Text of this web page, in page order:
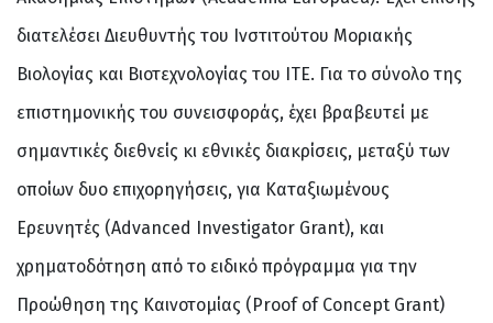
διατελέσει Διευθυντής του Ινστιτούτου Μοριακής
Βιολογίας και Βιοτεχνολογίας του ΙΤΕ. Για το σύνολο της
επιστημονικής του συνεισφοράς, έχει βραβευτεί με
σημαντικές διεθνείς κι εθνικές διακρίσεις, μεταξύ των
οποίων δυο επιχορηγήσεις, για Καταξιωμένους
Ερευνητές (Advanced Investigator Grant), και
χρηματοδότηση από το ειδικό πρόγραμμα για την
Προώθηση της Καινοτομίας (Proof of Concept Grant)